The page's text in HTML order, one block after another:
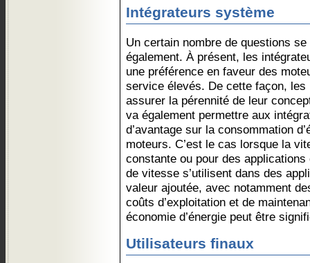
Intégrateurs système
Un certain nombre de questions
également. À présent, les
une préférence en faveur des
service élevés. De cette façon,
assurer la pérennité de leur
va également permettre aux
d’avantage sur la consommation
moteurs. C’est le cas lorsque la
constante ou pour des
de vitesse s’utilisent dans des
valeur ajoutée, avec notamment
coûts d’exploitation et de
économie d’énergie peut être
Utilisateurs finaux